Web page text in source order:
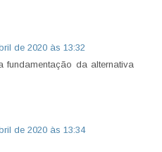
de 2020 às 13:32
da alternativa
de 2020 às 13:34